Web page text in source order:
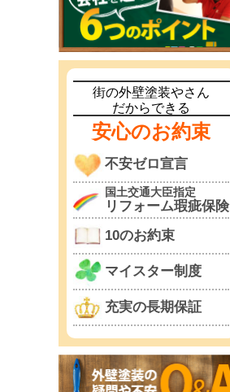
街の外壁塗装やさん
だからできる
安心のお約束
不安ゼロ宣言
国土交通大臣指定
リフォーム瑕疵保険
10のお約束
マイスター制度
充実の長期保証